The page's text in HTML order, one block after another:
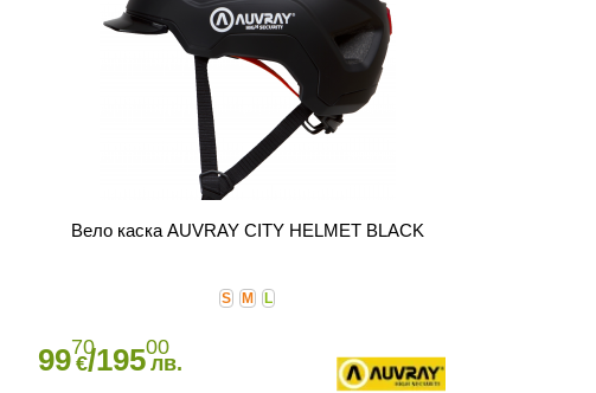
Вело каска AUVRAY CITY HELMET BLACK
S M L
9970
€/19500
лв.